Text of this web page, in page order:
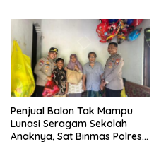
Penjual Balon Tak Mampu
Lunasi Seragam Sekolah
Anaknya, Sat Binmas Polres